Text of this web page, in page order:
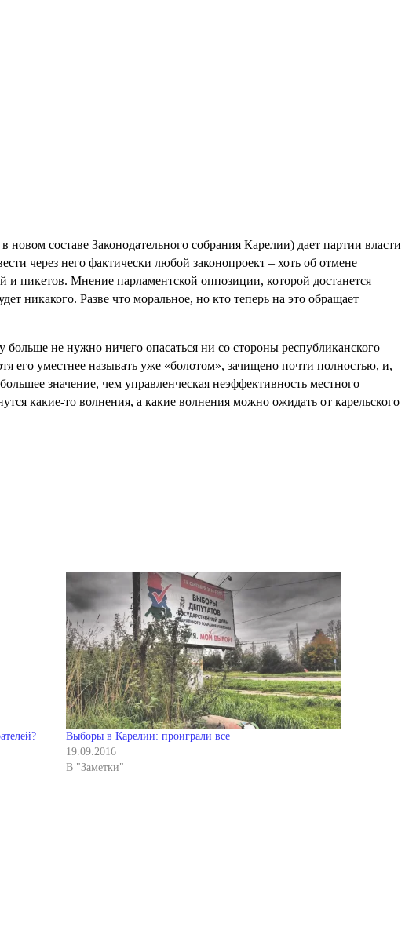
составе Законодательного собрания Карелии) дает партии власти
через него фактически любой законопроект – хоть об отмене
пикетов. Мнение парламентской оппозиции, которой достанется
никакого. Разве что моральное, но кто теперь на это обращает
не нужно ничего опасаться ни со стороны республиканского
его уместнее называть уже «болотом», зачищено почти полностью, и,
значение, чем управленческая неэффективность местного
какие-то волнения, а какие волнения можно ожидать от карельского
Выборы в Карелии: проиграли все
19.09.2016
В "Заметки"